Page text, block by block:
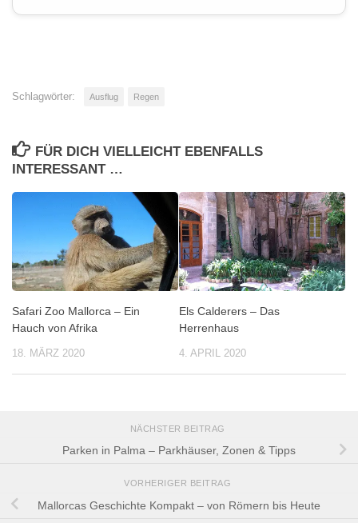
Schlagwörter: Ausflug Regen
FÜR DICH VIELLEICHT EBENFALLS
INTERESSANT …
Safari Zoo Mallorca – Ein
Hauch von Afrika
18. MÄRZ 2020
Els Calderers – Das
Herrenhaus
4. APRIL 2020
NÄCHSTER BEITRAG
Parken in Palma – Parkhäuser, Zonen & Tipps
VORHERIGER BEITRAG
Mallorcas Geschichte Kompakt – von Römern bis Heute